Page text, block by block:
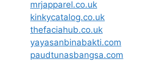
mrjapparel.co.uk
kinkycatalog.co.uk
thefaciahub.co.uk
yayasanbinabakti.com
paudtunasbangsa.com